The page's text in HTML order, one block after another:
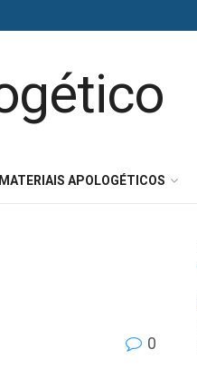
MATERIAIS APOLOGÉTICOS
0